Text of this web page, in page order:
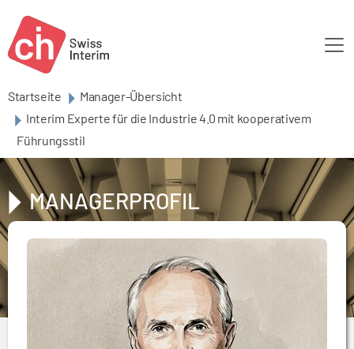
Startseite
Manager-Übersicht
Interim Experte für die Industrie 4.0 mit kooperativem
Führungsstil
MANAGERPROFIL